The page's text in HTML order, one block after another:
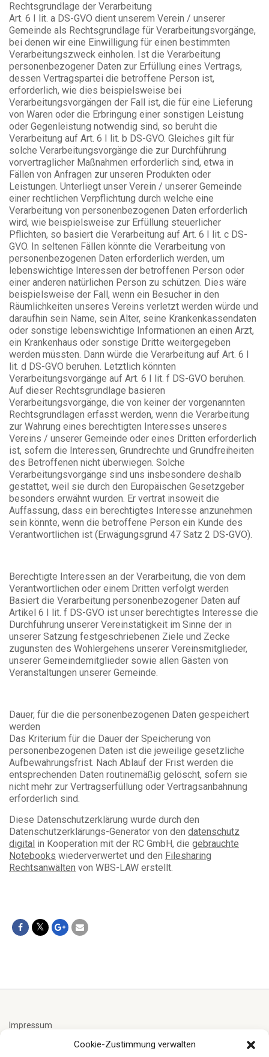
Cookie-Zustimmung verwalten
Rechtsgrundlage der Verarbeitung
Art. 6 I lit. a DS-GVO dient unserem Verein / unserer
Gemeinde als Rechtsgrundlage für Verarbeitungsvorgänge,
bei denen wir eine Einwilligung für einen bestimmten
Verarbeitungszweck einholen. Ist die Verarbeitung
personenbezogener Daten zur Erfüllung eines Vertrags,
dessen Vertragspartei die betroffene Person ist,
erforderlich, wie dies beispielsweise bei
Verarbeitungsvorgängen der Fall ist, die für eine Lieferung
von Waren oder die Erbringung einer sonstigen Leistung
oder Gegenleistung notwendig sind, so beruht die
Verarbeitung auf Art. 6 I lit. b DS-GVO. Gleiches gilt für
solche Verarbeitungsvorgänge die zur Durchführung
vorvertraglicher Maßnahmen erforderlich sind, etwa in
Fällen von Anfragen zur unseren Produkten oder
Leistungen. Unterliegt unser Verein / unserer Gemeinde
einer rechtlichen Verpflichtung durch welche eine
Verarbeitung von personenbezogenen Daten erforderlich
wird, wie beispielsweise zur Erfüllung steuerlicher
Pflichten, so basiert die Verarbeitung auf Art. 6 I lit. c DS-
GVO. In seltenen Fällen könnte die Verarbeitung von
personenbezogenen Daten erforderlich werden, um
lebenswichtige Interessen der betroffenen Person oder
einer anderen natürlichen Person zu schützen. Dies wäre
beispielsweise der Fall, wenn ein Besucher in den
Räumlichkeiten unseres Vereins verletzt werden würde und
daraufhin sein Name, sein Alter, seine Krankenkassendaten
oder sonstige lebenswichtige Informationen an einen Arzt,
ein Krankenhaus oder sonstige Dritte weitergegeben
werden müssten. Dann würde die Verarbeitung auf Art. 6 I
lit. d DS-GVO beruhen. Letztlich könnten
Verarbeitungsvorgänge auf Art. 6 I lit. f DS-GVO beruhen.
Auf dieser Rechtsgrundlage basieren
Verarbeitungsvorgänge, die von keiner der vorgenannten
Rechtsgrundlagen erfasst werden, wenn die Verarbeitung
zur Wahrung eines berechtigten Interesses unseres
Vereins / unserer Gemeinde oder eines Dritten erforderlich
ist, sofern die Interessen, Grundrechte und Grundfreiheiten
des Betroffenen nicht überwiegen. Solche
Verarbeitungsvorgänge sind uns insbesondere deshalb
gestattet, weil sie durch den Europäischen Gesetzgeber
besonders erwähnt wurden. Er vertrat insoweit die
Auffassung, dass ein berechtigtes Interesse anzunehmen
sein könnte, wenn die betroffene Person ein Kunde des
Verantwortlichen ist (Erwägungsgrund 47 Satz 2 DS-GVO).
Berechtigte Interessen an der Verarbeitung, die von dem
Verantwortlichen oder einem Dritten verfolgt werden
Basiert die Verarbeitung personenbezogener Daten auf
Artikel 6 I lit. f DS-GVO ist unser berechtigtes Interesse die
Durchführung unserer Vereinstätigkeit im Sinne der in
unserer Satzung festgeschriebenen Ziele und Zecke
zugunsten des Wohlergehens unserer Vereinsmitglieder,
unserer Gemeindemitglieder sowie allen Gästen von
Veranstaltungen unserer Gemeinde.
Dauer, für die die personenbezogenen Daten gespeichert
werden
Das Kriterium für die Dauer der Speicherung von
personenbezogenen Daten ist die jeweilige gesetzliche
Aufbewahrungsfrist. Nach Ablauf der Frist werden die
entsprechenden Daten routinemäßig gelöscht, sofern sie
nicht mehr zur Vertragserfüllung oder Vertragsanbahnung
erforderlich sind.
Diese Datenschutzerklärung wurde durch den
Datenschutzerklärungs-Generator von den datenschutz
digital in Kooperation mit der RC GmbH, die gebrauchte
Notebooks wiederverwertet und den Filesharing
Rechtsanwälten von WBS-LAW erstellt.
Impressum